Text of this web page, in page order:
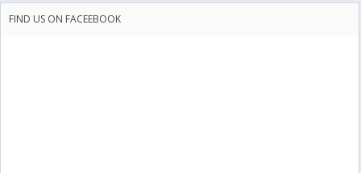
FIND US ON FACEEBOOK